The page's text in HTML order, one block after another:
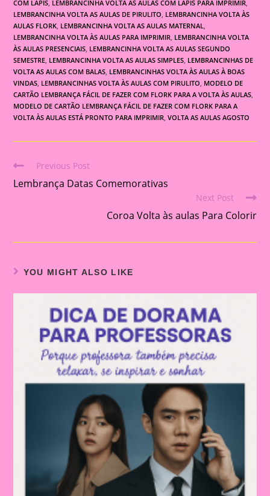
COM LÁPIS LEMBRANCINHA VOLTA AS AULAS COM LAPIS PARA IMPRIMIR
LEMBRANCINHA VOLTA AS AULAS DE PIRULITO LEMBRANCINHA VOLTA ÀS
AULAS FLORK LEMBRANCINHA VOLTA AS AULAS MATERNAL
LEMBRANCINHA VOLTA ÀS AULAS PARA IMPRIMIR LEMBRANCINHA VOLTA
ÀS AULAS PRESENCIAIS LEMBRANCINHA VOLTA AS AULAS SEGUNDO
SEMESTRE LEMBRANCINHA VOLTA AS AULAS SIMPLES LEMBRANCINHAS DE
VOLTA AS AULAS COM BALAS LEMBRANCINHAS VOLTA ÀS AULAS À BOAS
VINDAS LEMBRANCINHAS VOLTA ÀS AULAS COM PIRULITO MODELO DE
CARTÃO LEMBRANÇA FÁCIL DE FAZER COM FLORK PARA A VOLTA ÀS AULAS
MODELO DE CARTÃO LEMBRANÇA FÁCIL DE FAZER COM FLORK PARA A
VOLTA ÀS AULAS ESTÁ PRONTO PARA IMPRIMIR VOLTA AS AULAS AGOSTO
Read
more
Previous Post
Lembrança Datas Comemorativas
Next Post
Coroa Volta às aulas Para Colorir
YOU MIGHT ALSO LIKE